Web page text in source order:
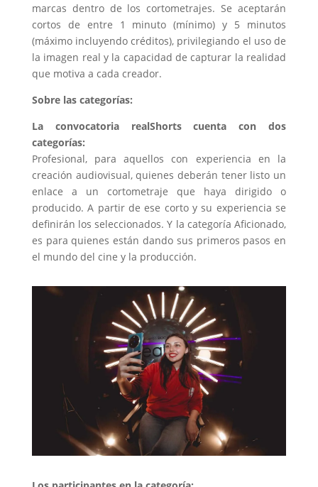
marcas dentro de los cortometrajes. Se aceptarán
cortos de entre 1 minuto (mínimo) y 5 minutos
(máximo incluyendo créditos), privilegiando el uso de
la imagen real y la capacidad de capturar la realidad
que motiva a cada creador.
Sobre las categorías:
La convocatoria realShorts cuenta con dos
categorías:
Profesional, para aquellos con experiencia en la
creación audiovisual, quienes deberán tener listo un
enlace a un cortometraje que haya dirigido o
producido. A partir de ese corto y su experiencia se
definirán los seleccionados. Y la categoría Aficionado,
es para quienes están dando sus primeros pasos en
el mundo del cine y la producción.